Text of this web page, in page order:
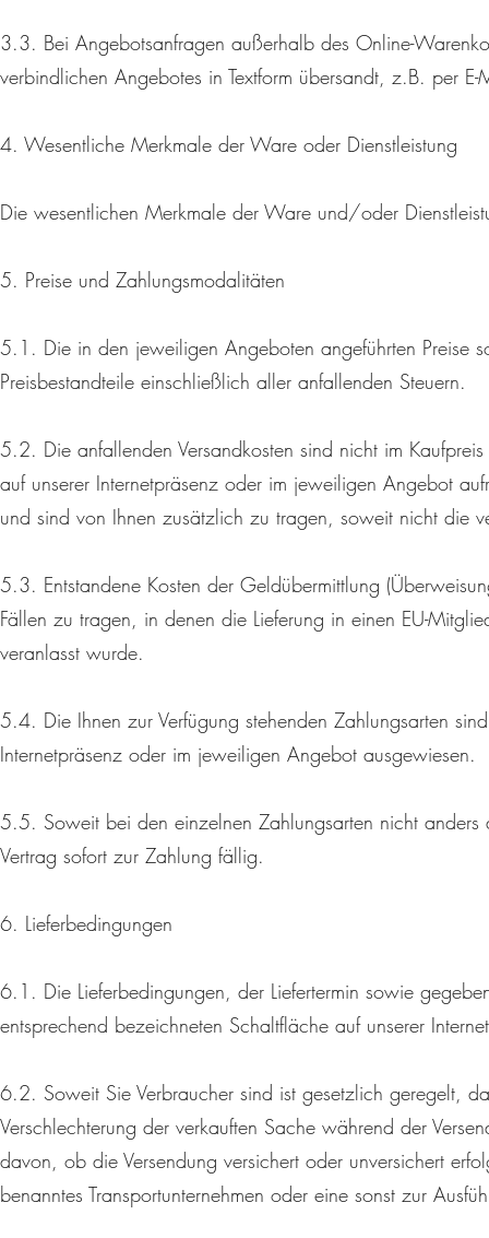
3.3. Bei Angebotsanfragen außerhalb des Online-
verbindlichen Angebotes in Textform übersandt, z.B. per
4. Wesentliche Merkmale der Ware oder Dienstleistung
Die wesentlichen Merkmale der Ware und/oder
5. Preise und Zahlungsmodalitäten
5.1. Die in den jeweiligen Angeboten angeführten Preise
Preisbestandteile einschließlich aller anfallenden Steuern.
5.2. Die anfallenden Versandkosten sind nicht im
auf unserer Internetpräsenz oder im jeweiligen Angebot
und sind von Ihnen zusätzlich zu tragen, soweit nicht die
5.3. Entstandene Kosten der Geldübermittlung
Fällen zu tragen, in denen die Lieferung in einen EU-
veranlasst wurde.
5.4. Die Ihnen zur Verfügung stehenden Zahlungsarten
Internetpräsenz oder im jeweiligen Angebot ausgewiesen.
5.5. Soweit bei den einzelnen Zahlungsarten nicht
Vertrag sofort zur Zahlung fällig.
6. Lieferbedingungen
6.1. Die Lieferbedingungen, der Liefertermin sowie
entsprechend bezeichneten Schaltfläche auf unserer
6.2. Soweit Sie Verbraucher sind ist gesetzlich geregelt,
Verschlechterung der verkauften Sache während der
davon, ob die Versendung versichert oder unversichert
benanntes Transportunternehmen oder eine sonst zur